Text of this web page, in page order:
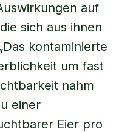
auf
sich aus ihnen
kontaminierte
um fast
nahm
einer
Eier pro